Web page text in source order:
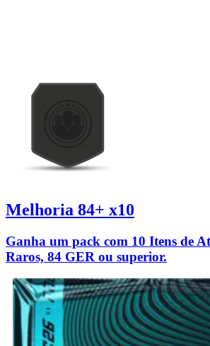
Melhoria 84+ x10
Ganha um pack com 10 Itens de
Raros, 84 GER ou superior.